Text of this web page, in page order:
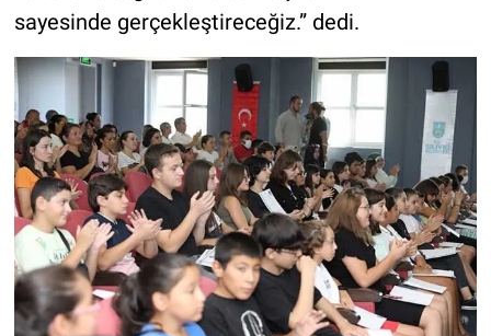
sayesinde gerçekleştireceğiz.” dedi.